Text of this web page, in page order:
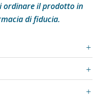
ordinare il prodotto in
di fiducia.